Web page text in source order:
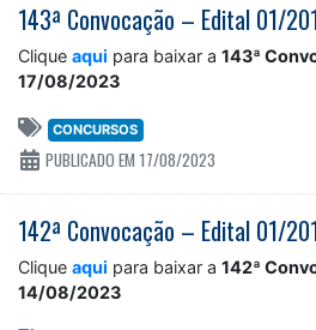
143ª Convocação – Edital 01/
Clique aqui para baixar a 143ª
17/08/2023
CONCURSOS
PUBLICADO EM 17/08/2023
142ª Convocação – Edital 01/
Clique aqui para baixar a 142ª
14/08/2023